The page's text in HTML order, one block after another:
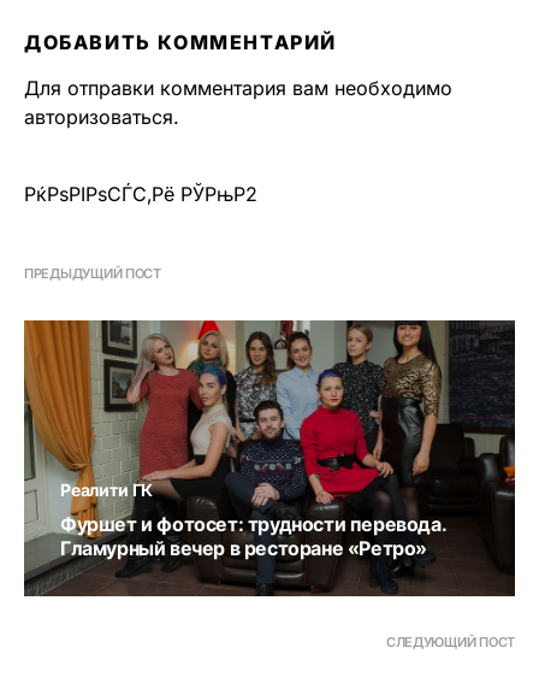
ДОБАВИТЬ КОММЕНТАРИЙ
Для отправки комментария вам необходимо
авторизоваться.
РќРѕРІРѕСЃС‚Рё РЎРњР2
ПРЕДЫДУЩИЙ ПОСТ
Реалити ГК
Фуршет и фотосет: трудности перевода.
Гламурный вечер в ресторане «Ретро»
СЛЕДУЮЩИЙ ПОСТ